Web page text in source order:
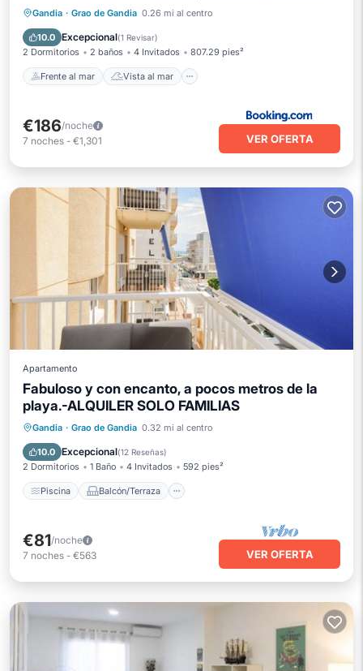
Gandia · Grao de Gandia 0.26 mi al centro
10.0 Excepcional(1 Revisar)
2 Dormitorios 2 baños 4 Invitados 807.29 pies²
Frente al mar Vista al mar
Frente al mar
Vista al mar
Balcón/Terraza
€186/noche
7 noches - €1,301 VER OFERTA
Apartamento
Fabuloso y con encanto, a pocos metros de la
playa.-ALQUILER SOLO FAMILIAS
Gandia · Grao de Gandia 0.32 mi al centro
10.0 Excepcional(12 Reseñas)
2 Dormitorios 1 Baño 4 Invitados 592 pies²
Piscina Balcón/Terraza
Piscina Balcón/Terraza
Aire acondicionado
€81/noche
7 noches - €563 VER OFERTA